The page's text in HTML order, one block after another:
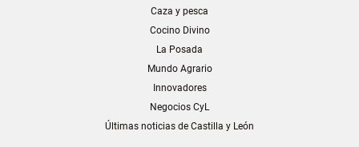
Caza y pesca
Cocino Divino
La Posada
Mundo Agrario
Innovadores
Negocios CyL
Últimas noticias de Castilla y León